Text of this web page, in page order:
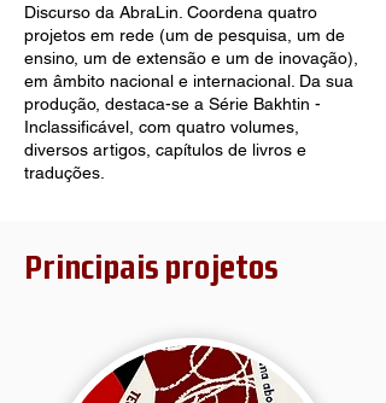
Discurso da AbraLin. Coordena quatro
projetos em rede (um de pesquisa, um de
ensino, um de extensão e um de inovação),
em âmbito nacional e internacional. Da sua
produção, destaca-se a Série Bakhtin -
Inclassificável, com quatro volumes,
diversos artigos, capítulos de livros e
traduções.
Principais projetos